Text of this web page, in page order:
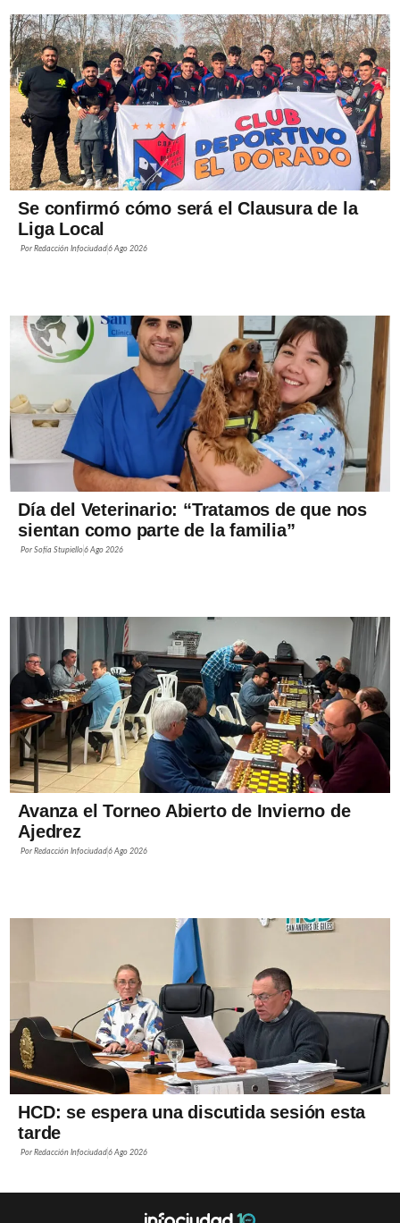
Se confirmó cómo será el Clausura de la
Liga Local
PorRedacción Infociudad6 Ago 2026
Día del Veterinario: “Tratamos de que nos
sientan como parte de la familia”
PorSofía Stupiello6 Ago 2026
Avanza el Torneo Abierto de Invierno de
Ajedrez
PorRedacción Infociudad6 Ago 2026
HCD: se espera una discutida sesión esta
tarde
PorRedacción Infociudad6 Ago 2026